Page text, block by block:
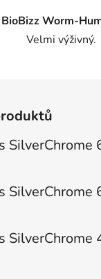
BioBizz Worm-
Velmi výživný.
SilverChrome
je 1 z 5
SilverChrome
je 3 z 5
SilverChrome
je 2 z 5